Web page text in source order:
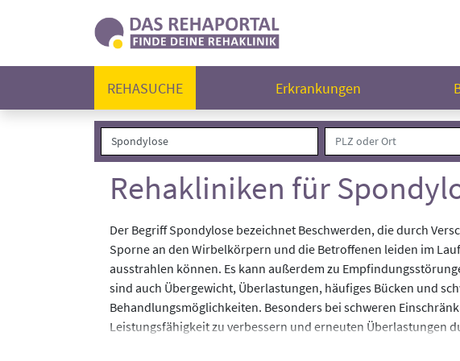
REHASUCHE Erkrankungen
Rehakliniken für
Der Begriff Spondylose bezeichnet Beschwerden, die durch
Sporne an den Wirbelkörpern und die Betroffenen leiden im
ausstrahlen können. Es kann außerdem zu
sind auch Übergewicht, Überlastungen, häufiges Bücken und
Behandlungsmöglichkeiten. Besonders bei schweren
Leistungsfähigkeit zu verbessern und erneuten Überlastungen